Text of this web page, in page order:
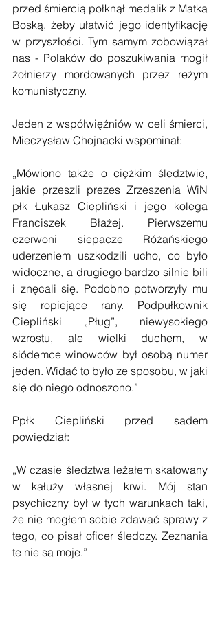
przed śmiercią połknął medalik z Matką
Boską, żeby ułatwić jego identyfikację
w przyszłości. Tym samym zobowiązał
nas - Polaków do poszukiwania mogił
żołnierzy mordowanych przez reżym
komunistyczny.
Jeden z współwięźniów w celi śmierci,
Mieczysław Chojnacki wspominał:
„Mówiono także o ciężkim śledztwie,
jakie przeszli prezes Zrzeszenia WiN
płk Łukasz Ciepliński i jego kolega
Franciszek Błażej. Pierwszemu
czerwoni siepacze Różańskiego
uderzeniem uszkodzili ucho, co było
widoczne, a drugiego bardzo silnie bili
i znęcali się. Podobno potworzyły mu
się ropiejące rany. Podpułkownik
Ciepliński „Pług”, niewysokiego
wzrostu, ale wielki duchem, w
siódemce winowców był osobą numer
jeden. Widać to było ze sposobu, w jaki
się do niego odnoszono.”
Ppłk Ciepliński przed sądem
powiedział:
„W czasie śledztwa leżałem skatowany
w kałuży własnej krwi. Mój stan
psychiczny był w tych warunkach taki,
że nie mogłem sobie zdawać sprawy z
tego, co pisał oficer śledczy. Zeznania
te nie są moje.”